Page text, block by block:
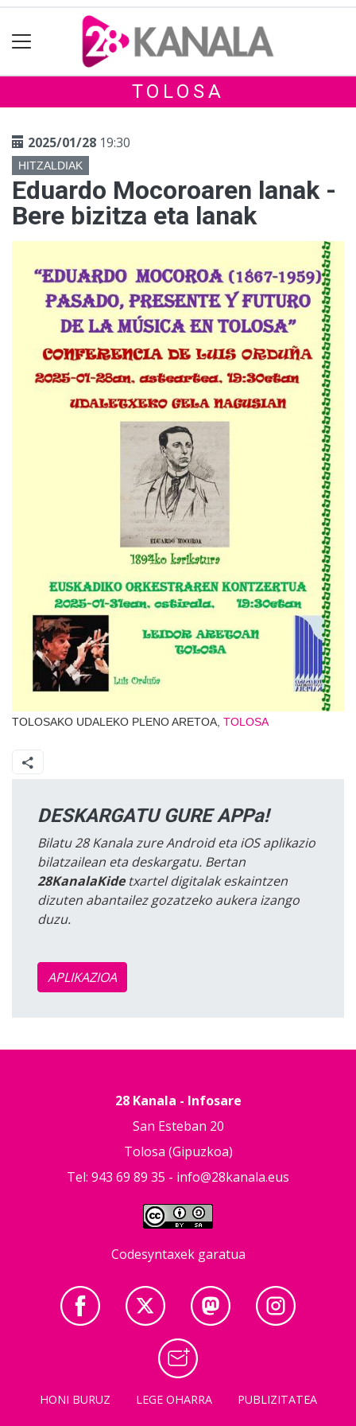
TOLOSA
2025/01/28 19:30
HITZALDIAK
Eduardo Mocoroaren lanak -
Bere bizitza eta lanak
TOLOSAKO UDALEKO PLENO ARETOA, TOLOSA
DESKARGATU GURE APPa!
Bilatu 28 Kanala zure Android eta iOS aplikazio
bilatzailean eta deskargatu. Bertan
28KanalaKidetxartel digitalak eskaintzen
dizuten abantailez gozatzeko aukera izango
duzu.
APLIKAZIOA
28 Kanala - Infosare
San Esteban 20
Tolosa (Gipuzkoa)
Tel: 943 69 89 35 - info@28kanala.eus
Codesyntaxek garatua
HONI BURUZ LEGE OHARRA
PUBLIZITATEA